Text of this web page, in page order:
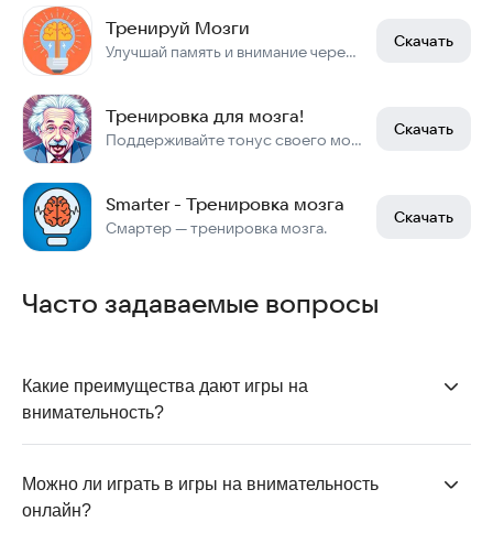
Тренируй Мозги
Улучшай память и внимание через игры.
Скачать
Тренировка для мозга!
Поддерживайте тонус своего мозга, решая арифметические задачи!
Скачать
Smarter - Тренировка мозга
Смартер — тренировка мозга.
Скачать
Часто задаваемые вопросы
Какие преимущества дают игры на
внимательность?
концентрацию,улучшают память, реакцию и
способность быстро принимать решения.
Можно ли играть в игры на внимательность
онлайн?